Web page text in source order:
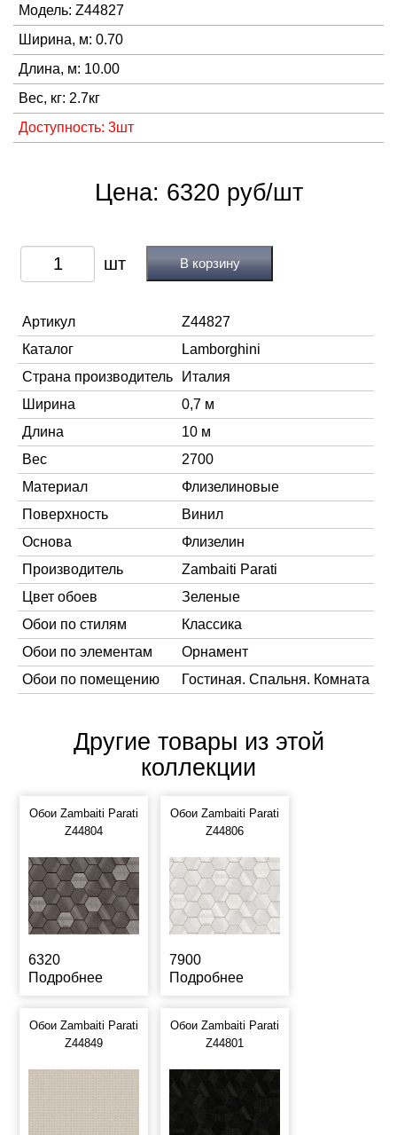
Модель: Z44827
Ширина, м: 0.70
Длина, м: 10.00
Вес, кг: 2.7кг
Доступность: 3шт
Цена: 6320 руб/шт
В корзину
Артикул
Z44827
Каталог
Lamborghini
Страна производитель
Италия
Ширина
0,7 м
Длина
10 м
Вес
2700
Материал
Флизелиновые
Поверхность
Винил
Основа
Флизелин
Производитель
Zambaiti Parati
Цвет обоев
Зеленые
Обои по стилям
Классика
Обои по элементам
Орнамент
Обои по помещению
Гостиная. Спальня. Комната
Другие товары из этой
коллекции
Обои Zambaiti Parati
Z44804
6320
Подробнее
Обои Zambaiti Parati
Z44806
7900
Подробнее
Обои Zambaiti Parati
Z44849
Обои Zambaiti Parati
Z44801